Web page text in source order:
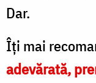
Dar.
Îți mai
adevărată,